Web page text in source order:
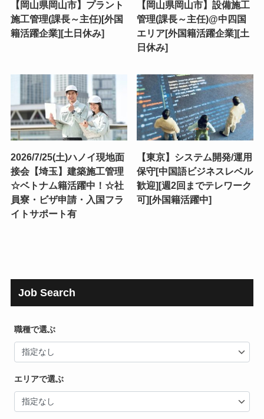
【岡山県岡山市】プラント
施工管理(課長～主任)[外国
籍活躍企業][土日休み]
【岡山県岡山市】設備施工
管理(課長～主任)@中四国
エリア[外国籍活躍企業][土
日休み]
2026/7/25(土)ハノイ現地面
接会【埼玉】建築施工管理
☆ベトナム籍活躍中！☆社
員寮・ビザ申請・入国フラ
イトサポート有
【東京】システム開発/運用
保守[中国語ビジネスレベル
歓迎][週2回までテレワーク
可][外国籍活躍中]
Job Search
職種で選ぶ
エリアで選ぶ